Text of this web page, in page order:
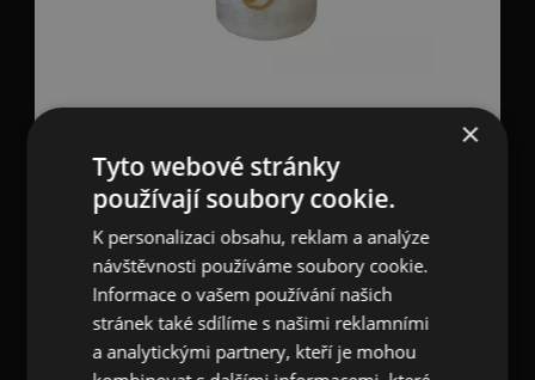
Svíčka oválná bílá přírodní zlatý houslový klíč s
skladem 1 ks
145CZK
×
Tyto webové stránky
používají soubory cookie.
K personalizaci obsahu, reklam a analýze
návštěvnosti používáme soubory cookie.
Informace o vašem používání našich
stránek také sdílíme s našimi reklamními
a analytickými partnery, kteří je mohou